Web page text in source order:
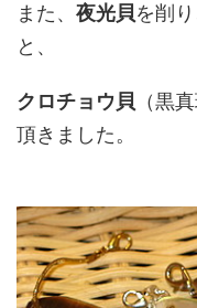
また、 夜光貝を削
と、
クロチョウ貝 （黒
頂きました。